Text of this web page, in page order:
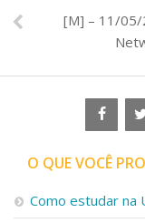
[M] – 11/05/
O QUE VOCÊ
Como estudar na